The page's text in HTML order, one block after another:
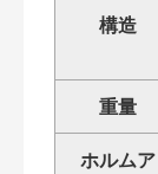
構造
重量
ホルムア